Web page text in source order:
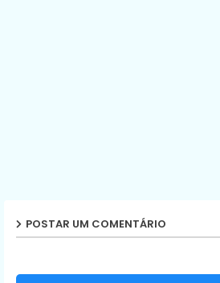
POSTAR UM COMENTÁRIO